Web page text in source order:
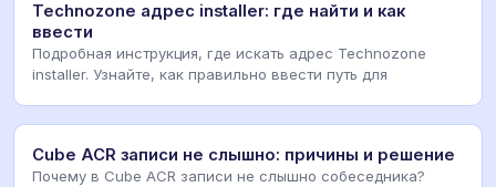
Technozone адрес installer: где найти и как
ввести
Подробная инструкция, где искать адрес Technozone
installer. Узнайте, как правильно ввести путь для
Cube ACR записи не слышно: причины и решение
Почему в Cube ACR записи не слышно собеседника?